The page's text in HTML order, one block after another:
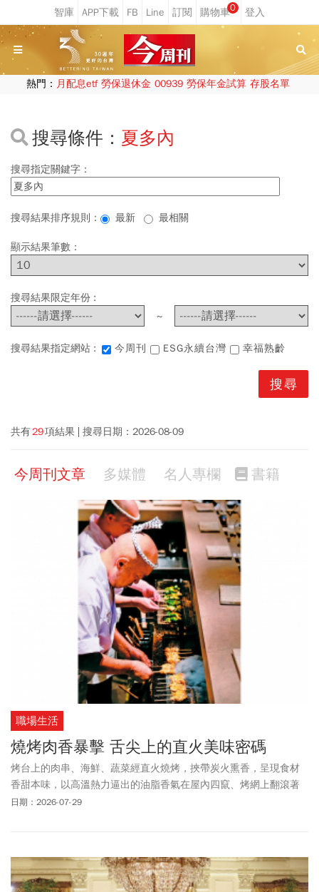
0
熱門： 月配息etf 勞保退休金 00939 勞保年金試算 存股名單
搜尋條件： 夏多內
搜尋指定關鍵字：
搜尋結果排序規則： 最新 最相關
顯示結果筆數：
搜尋結果限定年份 :
~
搜尋結果指定網站 : 今周刊 ESG永續台灣 幸福熟齡
共有29項結果 搜尋日期： 2026-08-09
今周刊文章 多媒體 名人專欄 書籍
職場生活
燒烤肉香暴擊 舌尖上的直火美味密碼
烤台上的肉串、海鮮、蔬菜經直火燒烤，挾帶炭火熏香，呈現食材
香甜本味，以高溫熱力逼出的油脂香氣在屋內四竄、烤網上翻滾著
馥郁肉汁滋滋作響，中秋吃烤肉提前預約、由職人代你燒烤，出一
日期：2026-07-29